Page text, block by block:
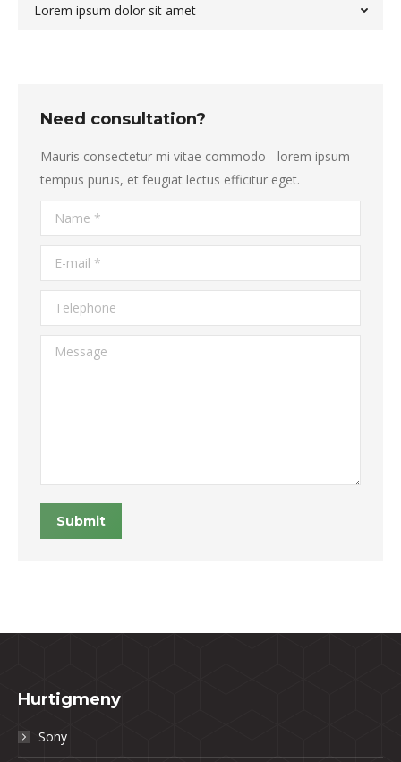
Lorem ipsum dolor sit amet
Need consultation?
Mauris consectetur mi vitae commodo - lorem ipsum
tempus purus, et feugiat lectus efficitur eget.
Name *
E-mail *
Telephone
Message
Submit
Hurtigmeny
Sony